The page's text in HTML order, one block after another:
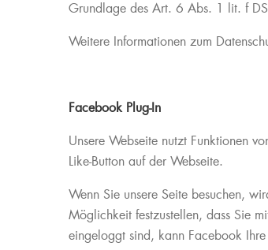
Grundlage des Art. 6 Abs. 1 lit. f
Weitere Informationen zum
Facebook Plug-In
Unsere Webseite nutzt Funktionen
Like-Button auf der Webseite.
Wenn Sie unsere Seite besuchen,
Möglichkeit festzustellen, dass Sie
eingeloggt sind, kann Facebook